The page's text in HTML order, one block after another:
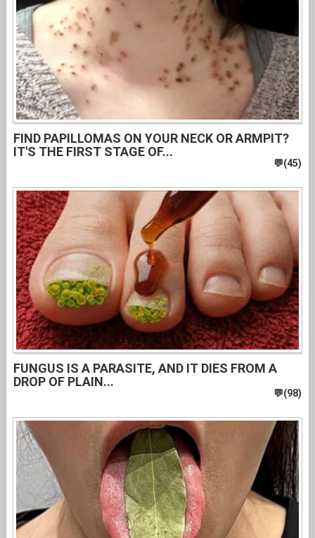
FIND PAPILLOMAS ON YOUR NECK OR ARMPIT?
IT'S THE FIRST STAGE OF...
FUNGUS IS A PARASITE, AND IT DIES FROM A
DROP OF PLAIN...